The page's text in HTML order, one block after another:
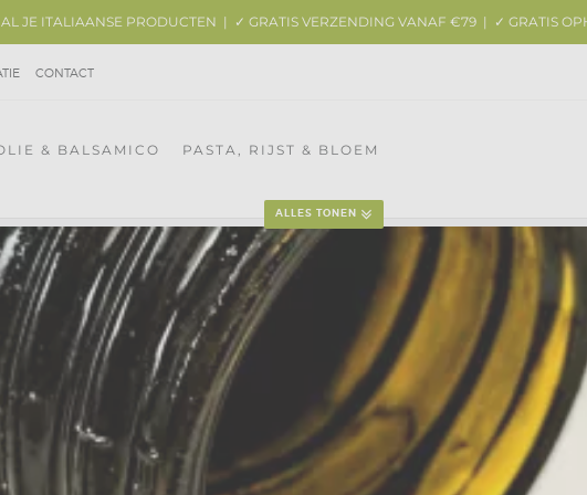
JE ITALIAANSE PRODUCTEN | ✓ GRATIS VERZENDING VANAF €79 | ✓ GRATIS
CONTACT
& BALSAMICO PASTA, RIJST & BLOEM
ALLES TONEN